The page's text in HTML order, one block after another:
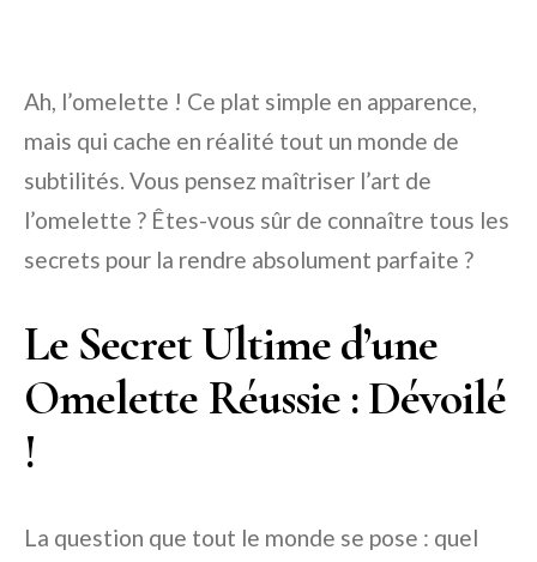
Ah, l’omelette ! Ce plat simple en apparence,
mais qui cache en réalité tout un monde de
subtilités. Vous pensez maîtriser l’art de
l’omelette ? Êtes-vous sûr de connaître tous les
secrets pour la rendre absolument parfaite ?
Le Secret Ultime d’une
Omelette Réussie : Dévoilé
!
La question que tout le monde se pose : quel